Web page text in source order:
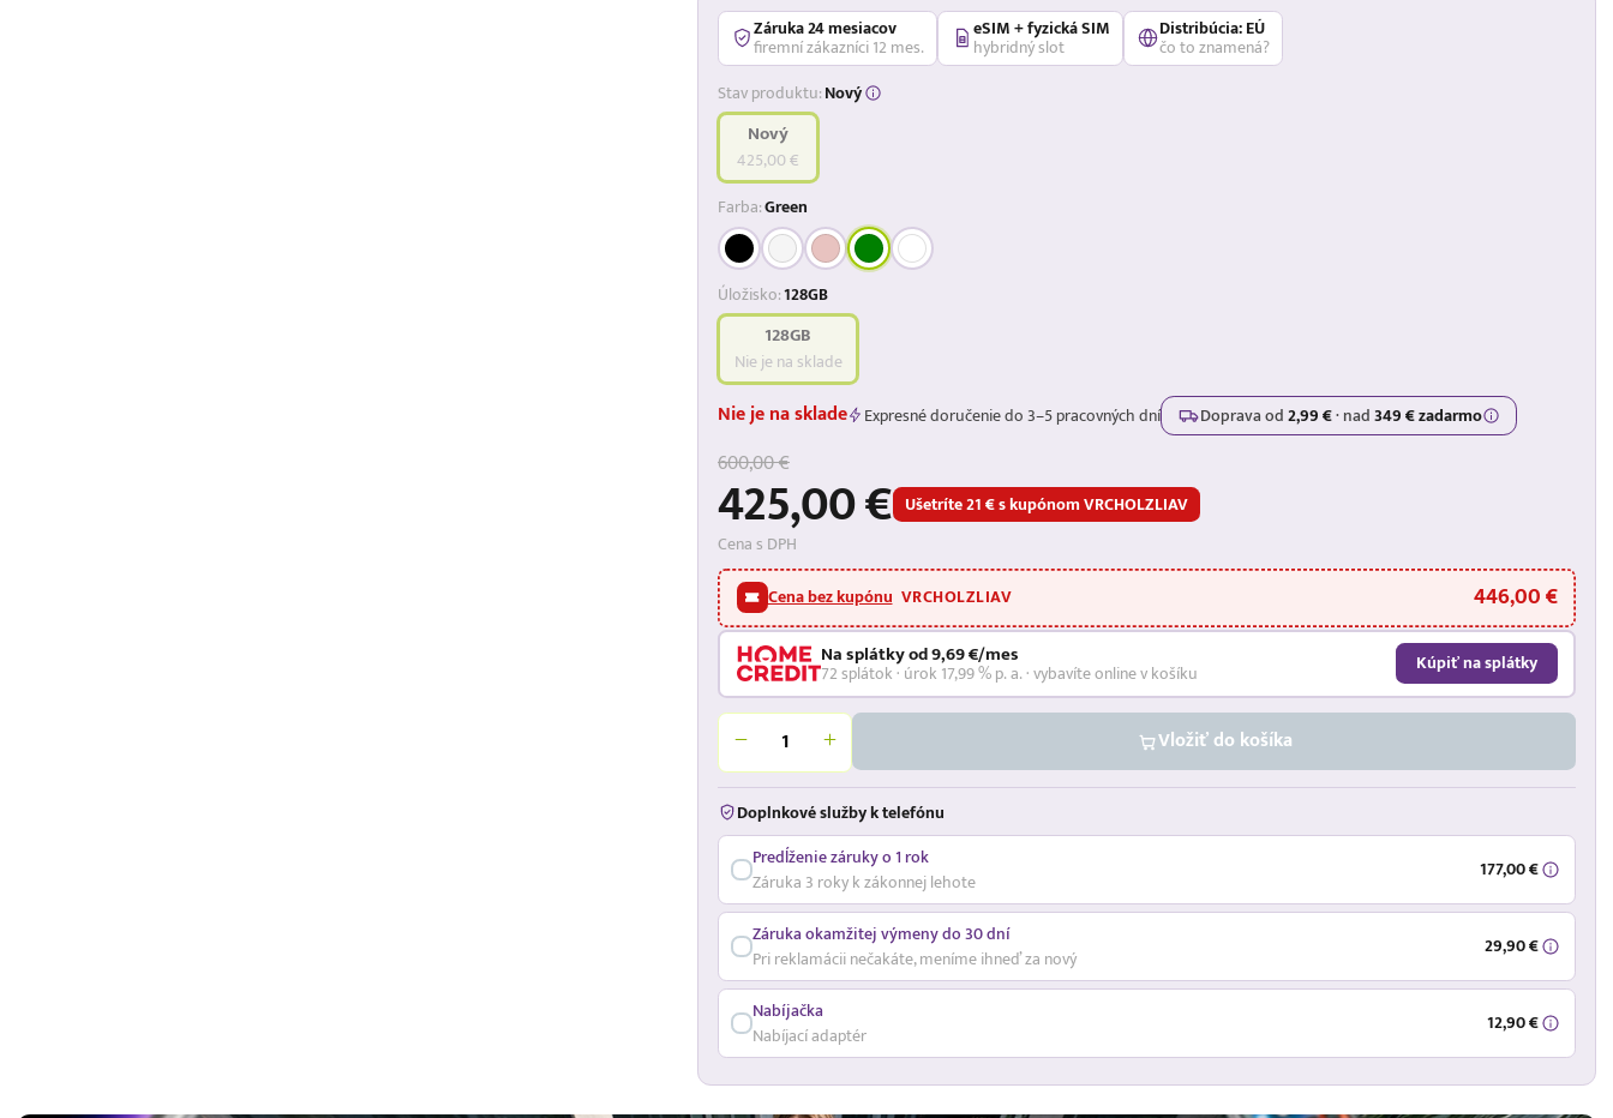
Záruka 24 mesiacov
firemní zákazníci 12 mes.
eSIM + fyzická SIM
hybridný slot
Distribúcia: EÚ
čo to znamená?
Stav produktu:Nový
Nový
425,00 €
Farba:Green
Úložisko:128GB
128GB
Nie je na sklade
Nie je na sklade Expresné doručenie do 3–5 pracovných dní Doprava od2,99 €·nad349 € zadarmo
600,00 €
425,00 € Ušetríte 21 € s kupónom VRCHOLZLIAV
Cena s DPH
Cena bez kupónu VRCHOLZLIAV 446,00 €
Na splátky od 9,69 €/mes
72 splátok · úrok 17,99 % p. a. · vybavíte online v košíku Kúpiť na splátky
Vložiť do košíka
Doplnkové služby k telefónu
Predĺženie záruky o 1 rok
Záruka 3 roky k zákonnej lehote
177,00 €
Záruka okamžitej výmeny do 30 dní
Pri reklamácii nečakáte, meníme ihneď za nový
29,90 €
Nabíjačka
Nabíjací adaptér
12,90 €